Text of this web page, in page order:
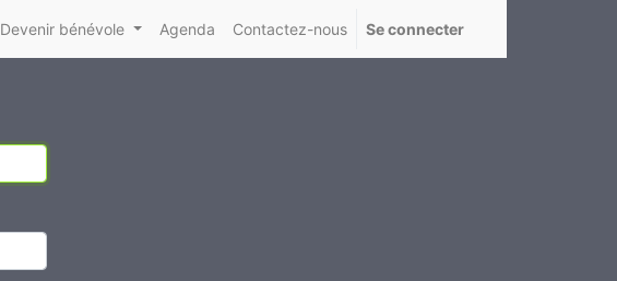
Devenir bénévole Agenda Contactez-nous Se connecter